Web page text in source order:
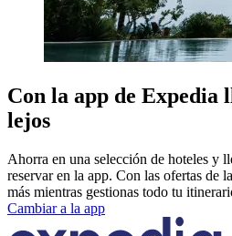
Con la app de Expedia
lejos
Ahorra en una selección de hoteles y
reservar en la app. Con las ofertas de
más mientras gestionas todo tu
Cambiar a la app